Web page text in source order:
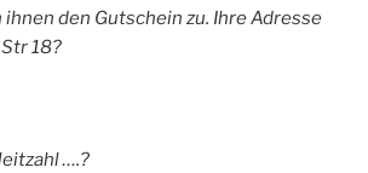
den Gutschein zu. Ihre Adresse
18?
….?